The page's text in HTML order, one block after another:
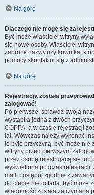
Na górę
Dlaczego nie mogę się
Być może właściciel witryny
się nowe osoby. Właściciel
zabronił nazwy użytkownika,
pomocy skontaktuj się z
Na górę
Rejestracja została
zalogować!
Po pierwsze, sprawdź swoją
wystąpiła jedna z dwóch
COPPA, a w czasie rejestracji
lat. Wówczas należy wykonać
to było przyczyną, być może nie
witryny przed pierwszym
przez osobę rejestrującą się lub
wyświetlona podczas rejestracji.
mail, postępuj zgodnie z
do ciebie nie dotarła, być może
wiadomość została zatrzymana